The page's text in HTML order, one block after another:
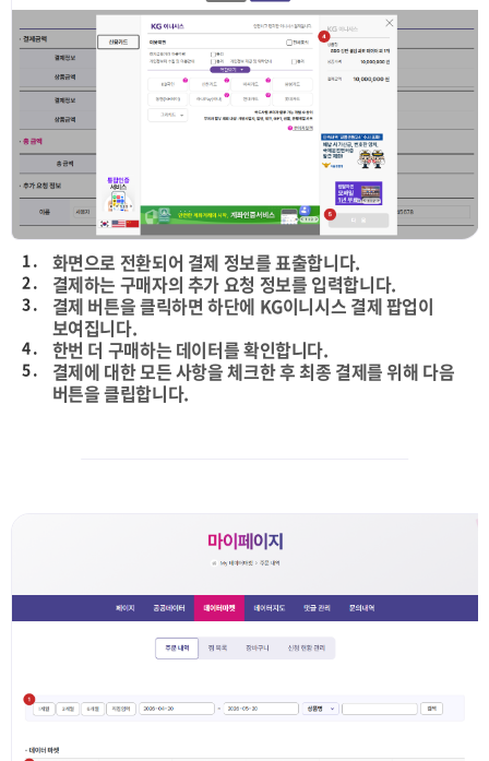
1 . 화면으로 전환되어 결제 정보를 표출합니다.
2 . 결제하는 구매자의 추가 요청 정보를 입력합니다.
3 .
결제 버튼을 클릭하면 하단에 KG이니시스 결제 팝업이
보여집니다.
4 . 한번 더 구매하는 데이터를 확인합니다.
5 .
결제에 대한 모든 사항을 체크한 후 최종 결제를 위해 다음
버튼을 클립합니다.